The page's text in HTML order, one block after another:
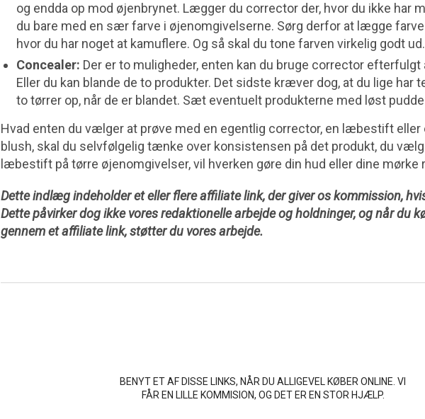
og endda op mod øjenbrynet. Lægger du corrector der, hvor du ikke har
du bare med en sær farve i øjenomgivelserne. Sørg derfor at lægge
hvor du har noget at kamuflere. Og så skal du tone farven virkelig godt ud.
Concealer: Der er to muligheder, enten kan du bruge corrector efterfulgt
Eller du kan blande de to produkter. Det sidste kræver dog, at du lige har
to tørrer op, når de er blandet. Sæt eventuelt produkterne med løst
Hvad enten du vælger at prøve med en egentlig corrector, en læbestift eller
blush, skal du selvfølgelig tænke over konsistensen på det produkt, du
læbestift på tørre øjenomgivelser, vil hverken gøre din hud eller dine mørke
Dette indlæg indeholder et eller flere affiliate link, der giver os kommission,
Dette påvirker dog ikke vores redaktionelle arbejde og holdninger, og når du
gennem et affiliate link, støtter du vores arbejde.
BENYT ET AF DISSE LINKS, NÅR DU ALLIGEVEL KØBER ONLINE. VI
FÅR EN LILLE KOMMISION, OG DET ER EN STOR HJÆLP.